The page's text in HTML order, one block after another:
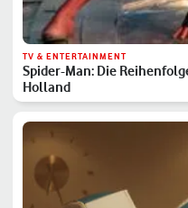
TV & ENTERTAINMENT
Spider-Man: Die
Holland